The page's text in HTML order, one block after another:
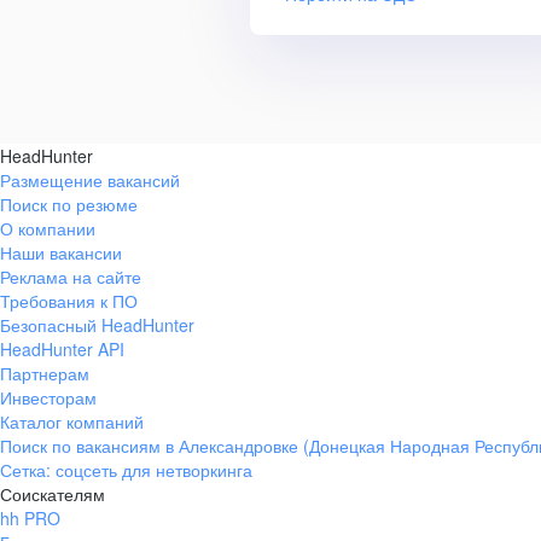
HeadHunter
Размещение вакансий
Поиск по резюме
О компании
Наши вакансии
Реклама на сайте
Требования к ПО
Безопасный HeadHunter
HeadHunter API
Партнерам
Инвесторам
Каталог компаний
Поиск по вакансиям в Александровке (Донецкая Народная
Сетка: соцсеть для нетворкинга
Соискателям
hh PRO